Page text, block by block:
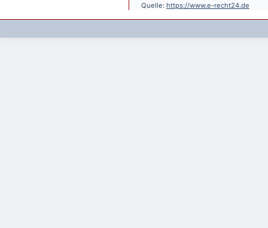
Quelle: https://www.e-recht24.de